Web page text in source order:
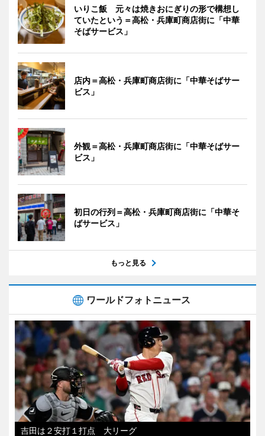
いりこ飯 元々は焼きおにぎりの形で構想し
ていたという＝高松・兵庫町商店街に「中華
そばサービス」
店内＝高松・兵庫町商店街に「中華そばサー
ビス」
外観＝高松・兵庫町商店街に「中華そばサー
ビス」
初日の行列＝高松・兵庫町商店街に「中華そ
ばサービス」
もっと見る
ワールドフォトニュース
吉田は２安打１打点 大リーグ